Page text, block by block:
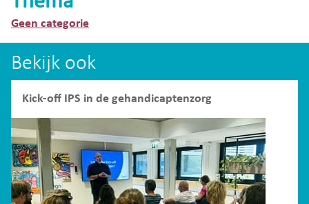
Geen categorie
Bekijk ook
Kick-off IPS in de gehandicaptenzorg